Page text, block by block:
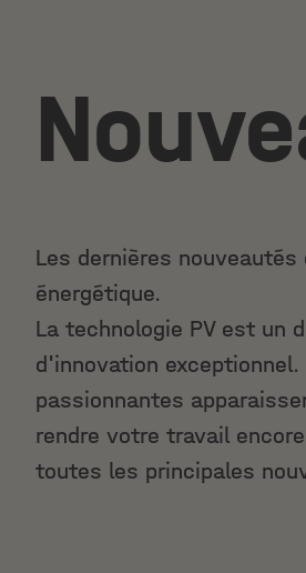
Les dernières
énergétique.
La technologie PV est un
d'innovation
passionnantes
rendre votre travail
toutes les principales